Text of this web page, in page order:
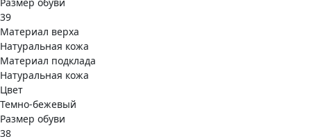
39
Материал верха
Натуральная кожа
Материал подклада
Натуральная кожа
Цвет
Темно-бежевый
Размер обуви
38